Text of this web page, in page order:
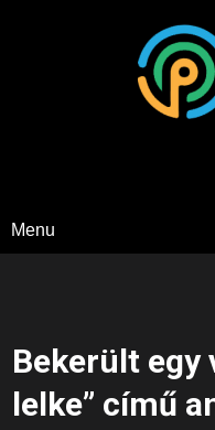
Menu
Bekerült egy
lelke” című